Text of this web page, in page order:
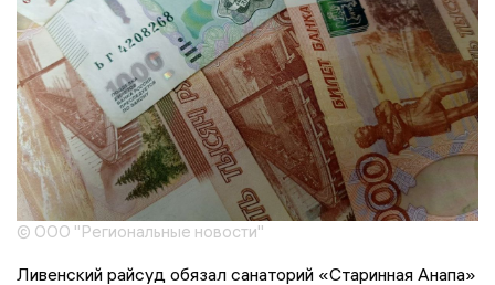
© ООО "Региональные новости"
Ливенский райсуд обязал санаторий «Старинная Анапа»